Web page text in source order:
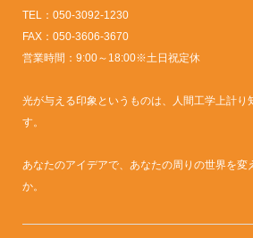
TEL：050-3092-1230
FAX：050-3606-3670
営業時間：9:00～18:00※土日祝定休
光が与える印象というものは、人間工学上計り
す。
あなたのアイデアで、あなたの周りの世界を変
か。